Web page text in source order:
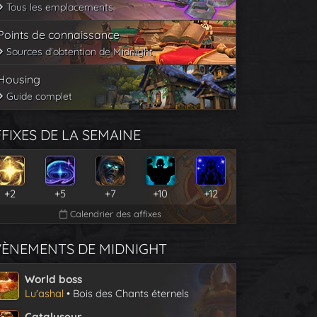
Tous les emplacements
de connaissance
Sources d'obtention de Midnight
Guide complet
DE LA SEMAINE
+2 +5 +7 +10 +12
Calendrier des affixes
DE MIDNIGHT
World boss
Lu'ashal • Bois des Chants éternels